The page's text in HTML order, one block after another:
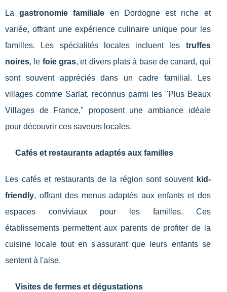
Lagastronomie familiale en Dordogne est riche et
variée, offrant une expérience culinaire unique pour les
familles. Les spécialités locales incluent les truffes
noires, le foie gras, et divers plats à base de canard, qui
sont souvent appréciés dans un cadre familial. Les
villages comme Sarlat, reconnus parmi les "Plus Beaux
Villages de France," proposent une ambiance idéale
pour découvrir ces saveurs locales.
Cafés et restaurants adaptés aux familles
Les cafés et restaurants de la région sont souvent kid-
friendly, offrant des menus adaptés aux enfants et des
espaces conviviaux pour les familles. Ces
établissements permettent aux parents de profiter de la
cuisine locale tout en s'assurant que leurs enfants se
sentent à l'aise.
Visites de fermes et dégustations